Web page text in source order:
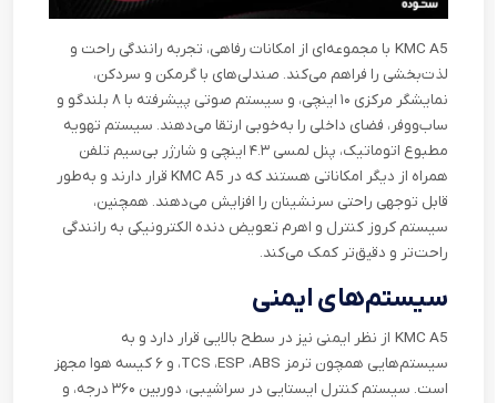
KMC A5 با مجموعه‌ای از امکانات رفاهی، تجربه رانندگی راحت و
لذت‌بخشی را فراهم می‌کند. صندلی‌های با گرمکن و سردکن،
نمایشگر مرکزی ۱۰ اینچی، و سیستم صوتی پیشرفته با ۸ بلندگو و
ساب‌ووفر، فضای داخلی را به‌خوبی ارتقا می‌دهند. سیستم تهویه
مطبوع اتوماتیک، پنل لمسی ۴.۳ اینچی و شارژر بی‌سیم تلفن
همراه از دیگر امکاناتی هستند که در KMC A5 قرار دارند و به‌طور
قابل توجهی راحتی سرنشینان را افزایش می‌دهند. همچنین،
سیستم کروز کنترل و اهرم تعویض دنده الکترونیکی به رانندگی
راحت‌تر و دقیق‌تر کمک می‌کند.
سیستم‌های ایمنی
KMC A5 از نظر ایمنی نیز در سطح بالایی قرار دارد و به
سیستم‌هایی همچون ترمز ABS، ESP، TCS
، و ۶ کیسه هوا مجهز
است. سیستم کنترل ایستایی در سراشیبی، دوربین ۳۶۰ درجه، و